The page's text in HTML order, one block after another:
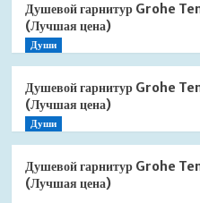
Душевой гарнитур Grohe
(Лучшая цена)
Души
Душевой гарнитур Grohe
(Лучшая цена)
Души
Душевой гарнитур Grohe
(Лучшая цена)